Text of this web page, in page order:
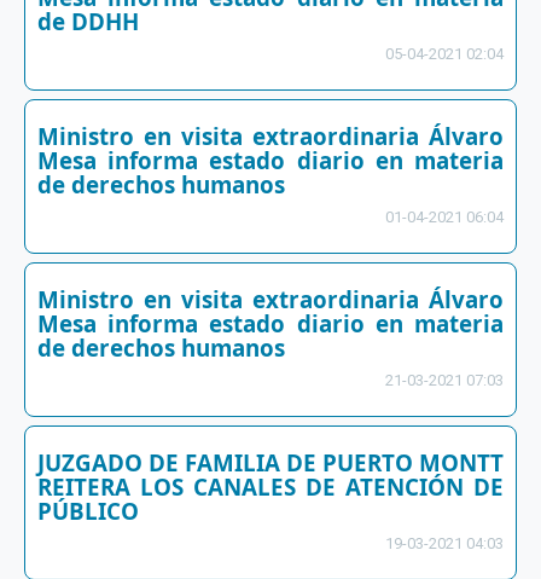
de DDHH
05-04-2021 02:04
Ministro en visita extraordinaria Álvaro
Mesa informa estado diario en materia
de derechos humanos
01-04-2021 06:04
Ministro en visita extraordinaria Álvaro
Mesa informa estado diario en materia
de derechos humanos
21-03-2021 07:03
JUZGADO DE FAMILIA DE PUERTO MONTT
REITERA LOS CANALES DE ATENCIÓN DE
PÚBLICO
19-03-2021 04:03